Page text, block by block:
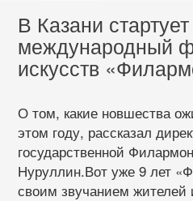
В Казани
международный
искусств
О том, какие новшества
этом году, рассказал
государственной
Нуруллин.Вот уже 9 лет
своим звучанием жителей